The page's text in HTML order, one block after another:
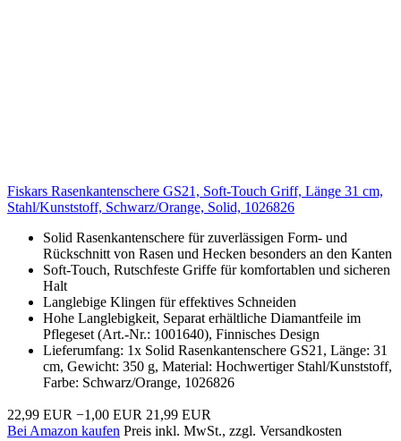
Fiskars Rasenkantenschere GS21, Soft-Touch Griff, Länge 31 cm,
Stahl/Kunststoff, Schwarz/Orange, Solid, 1026826
Solid Rasenkantenschere für zuverlässigen Form- und
Rückschnitt von Rasen und Hecken besonders an den Kanten
Soft-Touch, Rutschfeste Griffe für komfortablen und sicheren
Halt
Langlebige Klingen für effektives Schneiden
Hohe Langlebigkeit, Separat erhältliche Diamantfeile im
Pflegeset (Art.-Nr.: 1001640), Finnisches Design
Lieferumfang: 1x Solid Rasenkantenschere GS21, Länge: 31
cm, Gewicht: 350 g, Material: Hochwertiger Stahl/Kunststoff,
Farbe: Schwarz/Orange, 1026826
22,99 EUR −1,00 EUR 21,99 EUR
Bei Amazon kaufen Preis inkl. MwSt., zzgl. Versandkosten